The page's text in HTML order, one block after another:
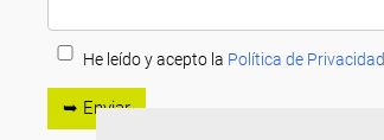
He leído y acepto la Política de Privacidad
➥ Enviar